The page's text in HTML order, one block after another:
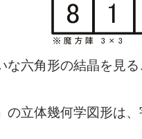
六角形の結晶を見る
立体幾何学図形は、